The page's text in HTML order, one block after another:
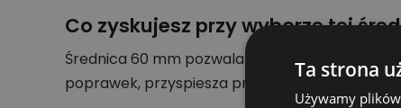
Co zyskujesz przy wyborze tej
Średnica 60 mm pozwala wykonać otwór o
poprawek, przyspiesza pracę i pomaga
Ta strona
Używamy